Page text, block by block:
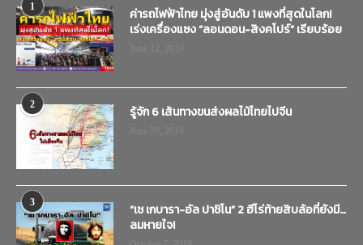
1
ค่ารถไฟฟ้าไทย มุ่งสู่อันดับ 1 แพงที่สุดในโลก!
เร่งเครื่องแซง “ลอนดอน-สิงคโปร์” เรียบร้อย
2 รู้จัก 6 เส้นทางขนส่งผลไม้ไทยไปจีน
3
“เช เกบารา-อัล ปาชิโน” 2 ฮีโร่ท้ายสิบล้อที่ยังมี…
ลมหายใจ!